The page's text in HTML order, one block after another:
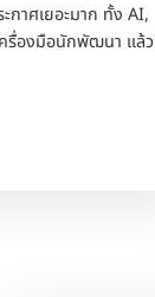
าศเยอะมาก ทั้ง AI,
รื่องมือนักพัฒนา แล้ว